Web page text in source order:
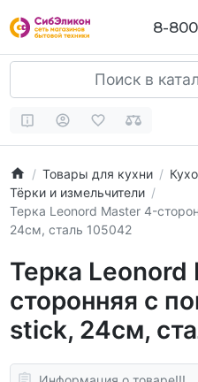
8-
Товары для кухни
Тёрки и измельчители
Терка Leonord Master 4-
24см, сталь 105042
Терка
сторонняя с
stick, 24см,
8-